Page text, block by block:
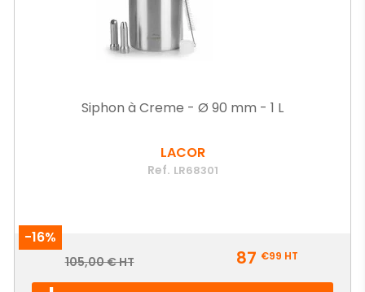
Siphon à Creme - Ø 90 mm - 1 L
LACOR
Ref. LR68301
-16%
Prix
Prix
105,00 € HT 87 €99 HT